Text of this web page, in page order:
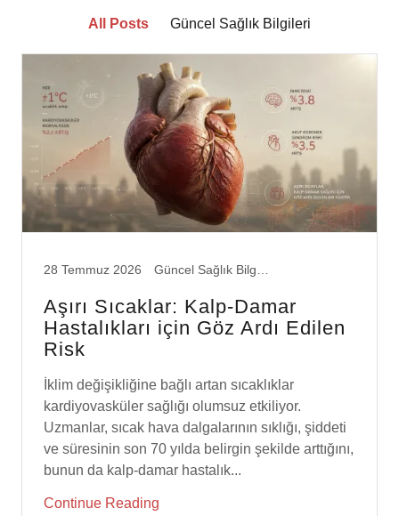
Hastalıkları için Göz Ardı Edilen
Risk
kardiyovasküler sağlığı olumsuz etkiliyor.
Uzmanlar, sıcak hava dalgalarının sıklığı, şiddeti
ve süresinin son 70 yılda belirgin şekilde arttığını,
bunun da kalp-damar hastalık...
Continue Reading